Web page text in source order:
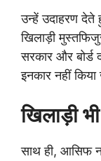
उन्हें उदाहरण देते
खिलाड़ी
सरकार और बोर्ड
इनकार नहीं
खिलाड़ी भी
साथ ही, आसिफ